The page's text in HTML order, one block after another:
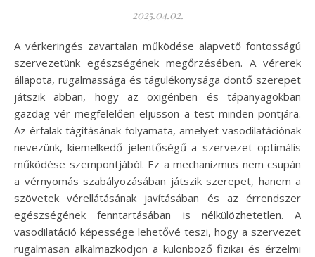
2025.04.02.
A vérkeringés zavartalan működése alapvető fontosságú
szervezetünk egészségének megőrzésében. A vérerek
állapota, rugalmassága és tágulékonysága döntő szerepet
játszik abban, hogy az oxigénben és tápanyagokban
gazdag vér megfelelően eljusson a test minden pontjára.
Az érfalak tágításának folyamata, amelyet vasodilatációnak
nevezünk, kiemelkedő jelentőségű a szervezet optimális
működése szempontjából. Ez a mechanizmus nem csupán
a vérnyomás szabályozásában játszik szerepet, hanem a
szövetek vérellátásának javításában és az érrendszer
egészségének fenntartásában is nélkülözhetetlen. A
vasodilatáció képessége lehetővé teszi, hogy a szervezet
rugalmasan alkalmazkodjon a különböző fizikai és érzelmi